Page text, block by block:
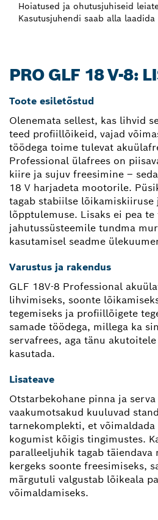
Hoiatused ja ohutusjuhiseid
Kasutusjuhendi saab alla laadida
PRO GLF 18 V-8:
Toote esiletõstud
Olenemata sellest, kas lihvid
teed profiillõikeid, vajad
töödega toime tulevat
Professional ülafrees on
kiire ja sujuv freesimine –
18 V harjadeta mootorile.
tagab stabiilse lõikamiskiiruse
lõpptulemuse. Lisaks ei pea
jahutussüsteemile tundma
kasutamisel seadme
Varustus ja rakendus
GLF 18V-8 Professional
lihvimiseks, soonte
tegemiseks ja profiillõigete
samade töödega, millega ka
servafrees, aga tänu
kasutada.
Lisateave
Otstarbekohane pinna ja
vaakumotsakud kuuluvad
tarnekomplekti, et
kogumist kõigis tingimustes.
paralleeljuhik tagab täiendava
kergeks soonte freesimiseks,
märgutuli valgustab lõikeala
võimaldamiseks.